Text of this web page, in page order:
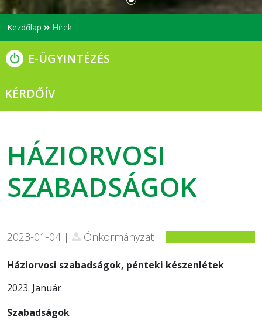
Kezdőlap Hírek
E-ÜGYINTÉZÉS
KÉRDŐÍV
HÁZIORVOSI
SZABADSÁGOK
2023-01-04 | Önkormányzat
Háziorvosi szabadságok, pénteki készenlétek
2023. Január
Szabadságok